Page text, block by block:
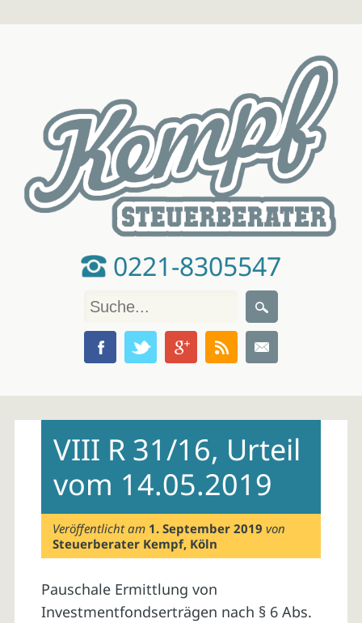
0221-8305547
contentVIII R 31/16, Urteil
vom 14.05.2019
Veröffentlicht am 1. September 2019 von
Steuerberater Kempf, Köln
Pauschale Ermittlung von
Investmentfondserträgen nach § 6 Abs.